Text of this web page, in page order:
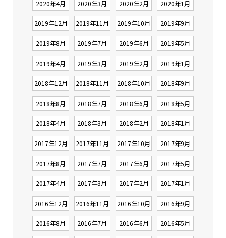
2020年4月 2020年3月 2020年2月 2020年1月
2019年12月 2019年11月 2019年10月 2019年9月
2019年8月 2019年7月 2019年6月 2019年5月
2019年4月 2019年3月 2019年2月 2019年1月
2018年12月 2018年11月 2018年10月 2018年9月
2018年8月 2018年7月 2018年6月 2018年5月
2018年4月 2018年3月 2018年2月 2018年1月
2017年12月 2017年11月 2017年10月 2017年9月
2017年8月 2017年7月 2017年6月 2017年5月
2017年4月 2017年3月 2017年2月 2017年1月
2016年12月 2016年11月 2016年10月 2016年9月
2016年8月 2016年7月 2016年6月 2016年5月